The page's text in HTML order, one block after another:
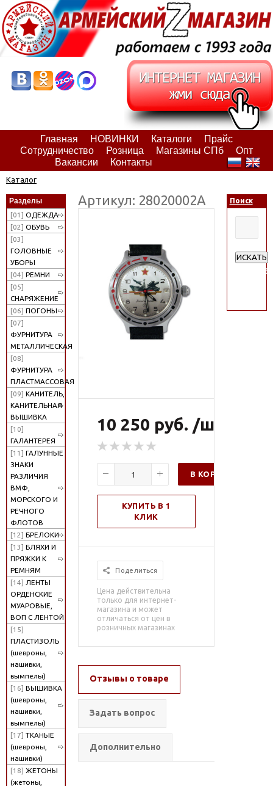
Главная НОВИНКИ Каталоги
Прайс
Сотрудничество
Розница Магазины СПб
Опт
Вакансии
Контакты
Каталог
Разделы
[01] ОДЕЖДА
[02] ОБУВЬ
[03]
ГОЛОВНЫЕ
УБОРЫ
[04] РЕМНИ
[05]
СНАРЯЖЕНИЕ
[06] ПОГОНЫ
[07]
ФУРНИТУРА
МЕТАЛЛИЧЕСКАЯ
[08]
ФУРНИТУРА
ПЛАСТМАССОВАЯ
[09] КАНИТЕЛЬ,
КАНИТЕЛЬНАЯ
ВЫШИВКА
[10]
ГАЛАНТЕРЕЯ
[11] ГАЛУННЫЕ
ЗНАКИ
РАЗЛИЧИЯ
ВМФ,
МОРСКОГО И
РЕЧНОГО
ФЛОТОВ
[12] БРЕЛОКИ
[13] БЛЯХИ И
ПРЯЖКИ К
РЕМНЯМ
[14] ЛЕНТЫ
ОРДЕНСКИЕ
МУАРОВЫЕ,
ВОП С ЛЕНТОЙ
[15]
ПЛАСТИЗОЛЬ
(шевроны,
нашивки,
вымпелы)
[16] ВЫШИВКА
(шевроны,
нашивки,
вымпелы)
[17] ТКАНЫЕ
(шевроны,
нашивки)
[18] ЖЕТОНЫ
(жетоны,
Артикул: 28020002А
10 250 руб. /шт
В КОРЗИНУ
КУПИТЬ В 1
КЛИК
Поделиться
Цена действительна
только для интернет-
магазина и может
отличаться от цен в
розничных магазинах
Отзывы о товаре
Задать вопрос
Дополнительно
Поиск
ИСКАТЬ